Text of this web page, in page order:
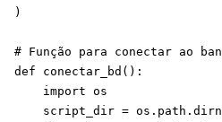
)
# Função para conectar ao
def conectar_bd():
    import os
script_dir =